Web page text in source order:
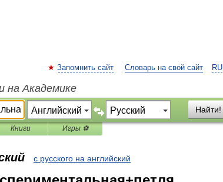
RU
Запомнить сайт Словарь на свой сайт
на Академике
Найти!
Книги Игры ⚽
с русского на английский